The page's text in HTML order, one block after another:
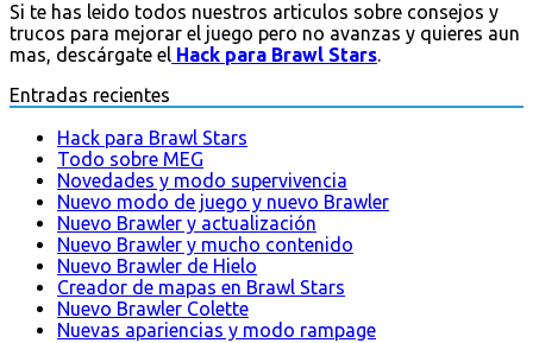
Si te has leido todos nuestros articulos sobre consejos y
trucos para mejorar el juego pero no avanzas y quieres aun
mas, descárgate el Hack para Brawl Stars.
Entradas recientes
Hack para Brawl Stars
Todo sobre MEG
Novedades y modo supervivencia
Nuevo modo de juego y nuevo Brawler
Nuevo Brawler y actualización
Nuevo Brawler y mucho contenido
Nuevo Brawler de Hielo
Creador de mapas en Brawl Stars
Nuevo Brawler Colette
Nuevas apariencias y modo rampage